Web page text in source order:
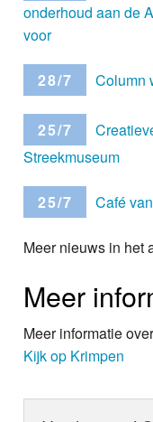
onderhoud aan de
voor
28/7 Column
25/7
Streekmuseum
25/7 Café
Meer nieuws in het
Meer
Meer informatie
Kijk op Krimpen